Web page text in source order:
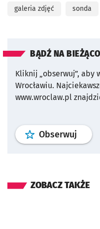
galeria zdjęć sonda
BĄDŹ NA
Kliknij „obserwuj”, aby
Wrocławiu.
www.wroclaw.pl
Obserwuj profil
ZOBACZ TAKŻE